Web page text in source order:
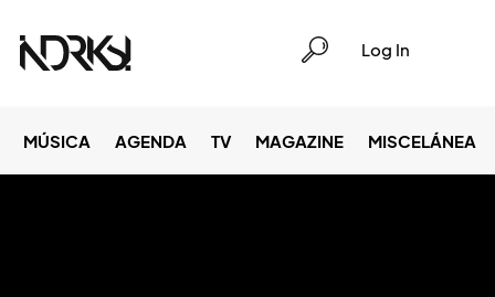
Log In
MÚSICA AGENDA TV MAGAZINE MISCELÁNEA